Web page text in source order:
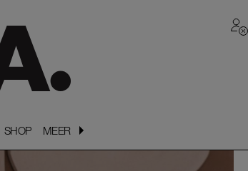
SHOP
SHOP MEER
MEER